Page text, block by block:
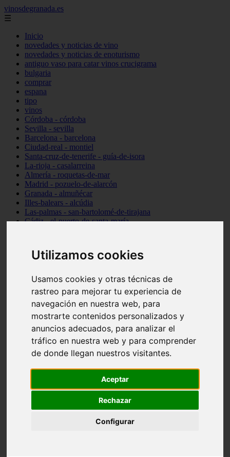
Utilizamos cookies
Usamos cookies y otras técnicas de
rastreo para mejorar tu experiencia de
navegación en nuestra web, para
mostrarte contenidos personalizados y
anuncios adecuados, para analizar el
tráfico en nuestra web y para comprender
de donde llegan nuestros visitantes.
Aceptar
Rechazar
Configurar
vinosdegranada.es
☰
Inicio
novedades y noticias de vino
novedades y noticias de enoturismo
antiguo vaso para catar vinos crucigrama
bulgaria
comprar
espana
tipo
vinos
Córdoba - córdoba
Sevilla - sevilla
Barcelona - barcelona
Ciudad-real - montiel
Santa-cruz-de-tenerife - guía-de-isora
La-rioja - casalarreina
Almería - roquetas-de-mar
Madrid - pozuelo-de-alarcón
Granada - almuñécar
Illes-balears - alcúdia
Las-palmas - san-bartolomé-de-tirajana
Cádiz - el-puerto-de-santa-maría
Santa-cruz-de-tenerife - los-llanos-de-aridane
Cantabria - suances
Granada - monachil
Huesca - isábena
Huesca - alquézar
Huesca - castejón-de-sos
Sevilla - marinaleda
Córdoba - almedinilla
Navarra - zangoza
Cantabria - arenas-de-iguña
Barcelona - la-pobla-de-lillet
Las-palmas - yaiza
Valladolid - fuensaldaña